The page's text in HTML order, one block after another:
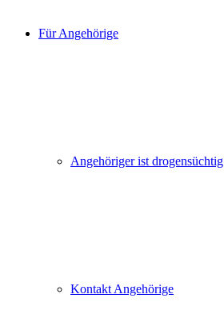
Für Angehörige
Angehöriger ist drogensüchtig
Kontakt Angehörige